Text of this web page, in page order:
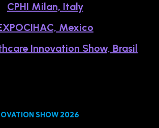
CPHI Milan, Italy
Mexico
Innovation Show, Brasil
SHOW 2026